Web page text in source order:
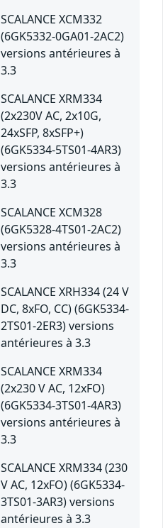
SCALANCE XCM332
(6GK5332-0GA01-2AC2)
versions antérieures à
3.3
SCALANCE XRM334
(2x230V AC, 2x10G,
24xSFP, 8xSFP+)
(6GK5334-5TS01-4AR3)
versions antérieures à
3.3
SCALANCE XCM328
(6GK5328-4TS01-2AC2)
versions antérieures à
3.3
SCALANCE XRH334 (24 V
DC, 8xFO, CC) (6GK5334-
2TS01-2ER3) versions
antérieures à 3.3
SCALANCE XRM334
(2x230 V AC, 12xFO)
(6GK5334-3TS01-4AR3)
versions antérieures à
3.3
SCALANCE XRM334 (230
V AC, 12xFO) (6GK5334-
3TS01-3AR3) versions
antérieures à 3.3